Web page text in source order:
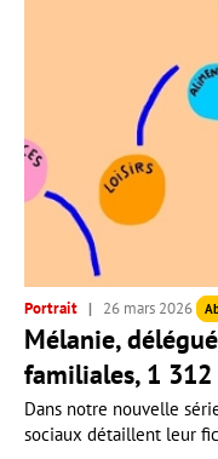
Portrait 26 mars 2026
Mélanie,
familiales, 1
Dans notre nouvelle
sociaux détaillent leur